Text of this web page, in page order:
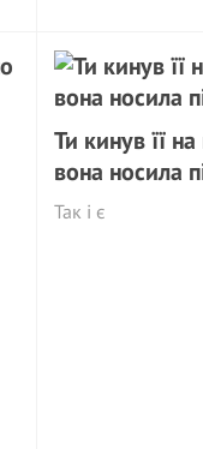
Ти кинув її
вона носила
Так і є